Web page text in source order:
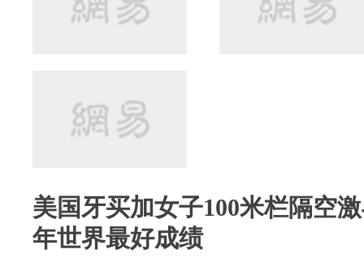
美国牙买加女子100米栏隔空
年世界最好成绩